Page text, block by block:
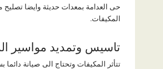
حى العدامة بمعدات حديثة وايضا تصليح
المكيفات.
تاسيس وتمديد مواسير
تتأثر المكيفات وتحتاج الى صيانة